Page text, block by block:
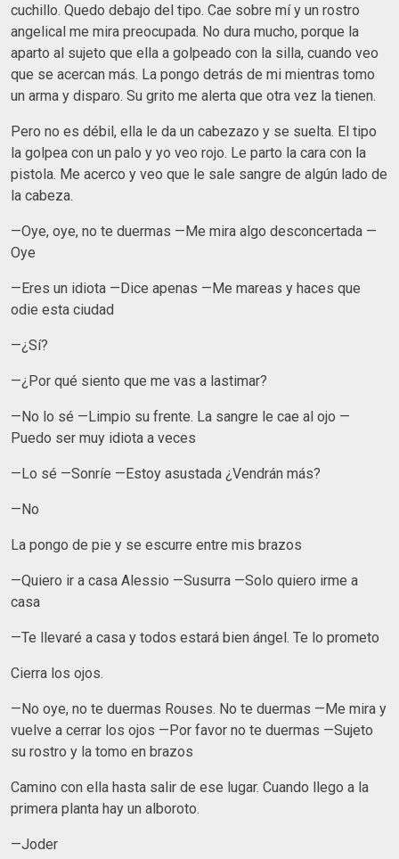
cuchillo. Quedo debajo del tipo. Cae sobre mí y un rostro
angelical me mira preocupada. No dura mucho, porque la
aparto al sujeto que ella a golpeado con la silla, cuando veo
que se acercan más. La pongo detrás de mi mientras tomo
un arma y disparo. Su grito me alerta que otra vez la tienen.
Pero no es débil, ella le da un cabezazo y se suelta. El tipo
la golpea con un palo y yo veo rojo. Le parto la cara con la
pistola. Me acerco y veo que le sale sangre de algún lado de
la cabeza.
—Oye, oye, no te duermas —Me mira algo desconcertada —
Oye
—Eres un idiota —Dice apenas —Me mareas y haces que
odie esta ciudad
—¿Sí?
—¿Por qué siento que me vas a lastimar?
—No lo sé —Limpio su frente. La sangre le cae al ojo —
Puedo ser muy idiota a veces
—Lo sé —Sonríe —Estoy asustada ¿Vendrán más?
—No
La pongo de pie y se escurre entre mis brazos
—Quiero ir a casa Alessio —Susurra —Solo quiero irme a
casa
—Te llevaré a casa y todos estará bien ángel. Te lo prometo
Cierra los ojos.
—No oye, no te duermas Rouses. No te duermas —Me mira y
vuelve a cerrar los ojos —Por favor no te duermas —Sujeto
su rostro y la tomo en brazos
Camino con ella hasta salir de ese lugar. Cuando llego a la
primera planta hay un alboroto.
—Joder